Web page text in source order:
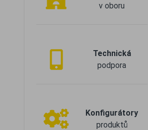
v oboru
Technická
podpora
Konfigurátory
produktů